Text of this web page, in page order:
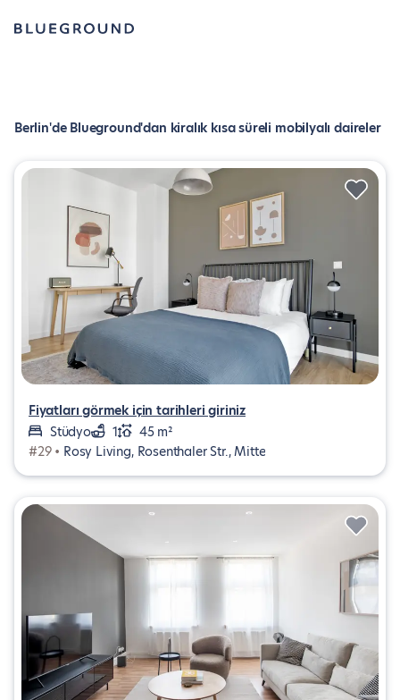
Berlin'de Blueground'dan kiralık kısa süreli mobilyalı daireler
Fiyatları görmek için tarihleri giriniz
Stüdyo
1
45 m²
#29 • Rosy Living, Rosenthaler Str., Mitte